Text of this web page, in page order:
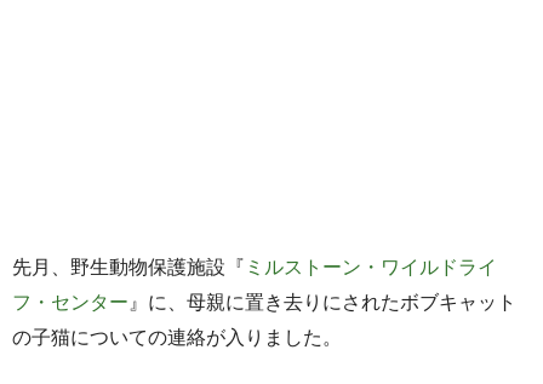
先月、野生動物保護施設『 ミルストーン・ワイルドライ
フ・センター 』に、母親に置き去りにされたボブキャット
の子猫についての連絡が入りました。